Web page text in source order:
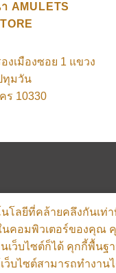
AMULETS
งเมืองซอย 1 แขวง
ทุมวัน
ร 10330
นโลยีที่คล้ายคลึงกันเ
อมพิวเตอร์ของคุณ คุ
เว็บไซต์ก็ได้ คุกกี้พื้นฐ
บไซต์สามารถทำงาน